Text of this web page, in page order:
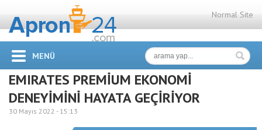
Normal Site
MENÜ
EMIRATES PREMİUM EKONOMİ
DENEYİMİNİ HAYATA GEÇİRİYOR
30 Mayıs 2022 - 15:13